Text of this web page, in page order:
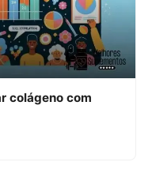
colágeno com